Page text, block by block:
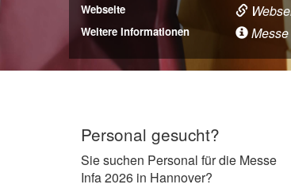
Webseite
Weitere Informationen
Personal gesucht?
Sie suchen Personal für die Messe
Infa 2026 in Hannover?